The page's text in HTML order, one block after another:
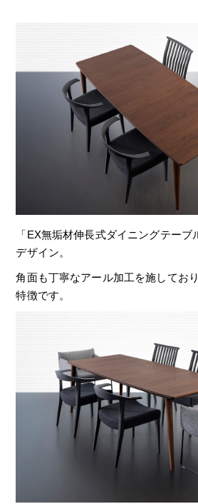
「EX無垢材伸長式ダイニングテー
デザイン。
角面も丁寧なアール加工を施してお
特徴です。